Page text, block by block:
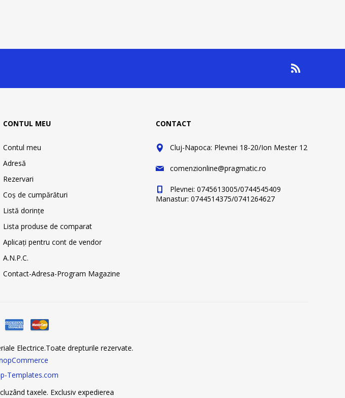
CONTUL MEU
Contul meu
Adresă
Rezervari
Coş de cumpărături
Listă dorințe
Lista produse de comparat
Aplicați pentru cont de vendor
A.N.P.C.
Contact-Adresa-Program Magazine
CONTACT
Cluj-Napoca: Plevnei 18-20/Ion Mester 12
comenzionline@pragmatic.ro
Plevnei: 0745613005/0744545409
Manastur: 0744514375/0741264627
Electrice.Toate drepturile rezervate.
Templates.com
taxele. Exclusiv expedierea